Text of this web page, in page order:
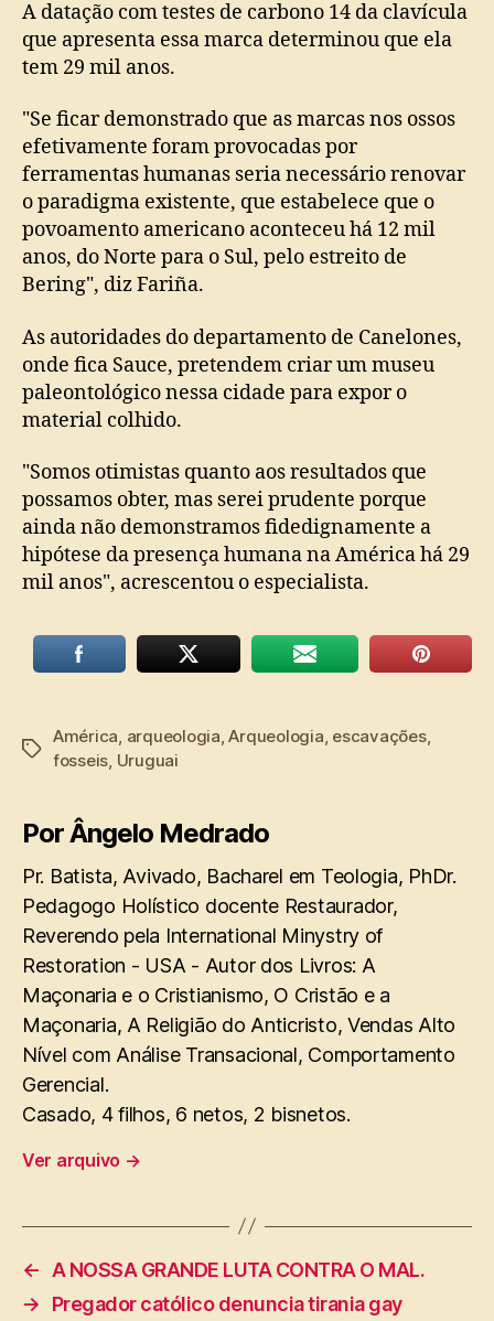
A datação com testes de carbono 14 da clavícula
que apresenta essa marca determinou que ela
tem 29 mil anos.
"Se ficar demonstrado que as marcas nos ossos
efetivamente foram provocadas por
ferramentas humanas seria necessário renovar
o paradigma existente, que estabelece que o
povoamento americano aconteceu há 12 mil
anos, do Norte para o Sul, pelo estreito de
Bering", diz Fariña.
As autoridades do departamento de Canelones,
onde fica Sauce, pretendem criar um museu
paleontológico nessa cidade para expor o
material colhido.
"Somos otimistas quanto aos resultados que
possamos obter, mas serei prudente porque
ainda não demonstramos fidedignamente a
hipótese da presença humana na América há 29
mil anos", acrescentou o especialista.
Tags
América arqueologia ,Arqueologia escavações,
fosseis Uruguai
Por Ângelo Medrado
Pr. Batista, Avivado, Bacharel em Teologia, PhDr.
Pedagogo Holístico docente Restaurador,
Reverendo pela International Minystry of
Restoration - USA - Autor dos Livros: A
Maçonaria e o Cristianismo, O Cristão e a
Maçonaria, A Religião do Anticristo, Vendas Alto
Nível com Análise Transacional, Comportamento
Gerencial.
Casado, 4 filhos, 6 netos, 2 bisnetos.
Ver arquivo →
←
A NOSSA GRANDE LUTA CONTRA O MAL.
→
Pregador católico denuncia tirania gay